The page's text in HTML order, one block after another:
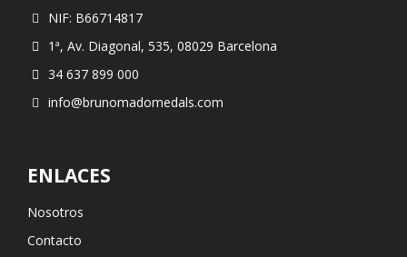
NIF: B66714817
1ª, Av. Diagonal, 535, 08029 Barcelona
34 637 899 000
info@brunomadomedals.com
ENLACES
Nosotros
Contacto